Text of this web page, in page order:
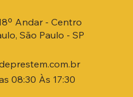
Andar - Centro
São Paulo - SP
08:30 Às 17:30